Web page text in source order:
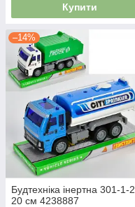
Купити
–14%
Будтехніка інертна 301-1-2
20 см 4238887